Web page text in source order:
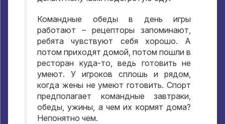
Командные обеды в день игры
работают – рецепторы запоминают,
ребята чувствуют себя хорошо. А
потом приходят домой, потом пошли в
ресторан куда-то, ведь готовить не
умеют. У игроков сплошь и рядом,
когда жены не умеют готовить.Спорт
предполагает командные завтраки,
обеды,ужины, а чем их кормят дома?
Непонятно чем.